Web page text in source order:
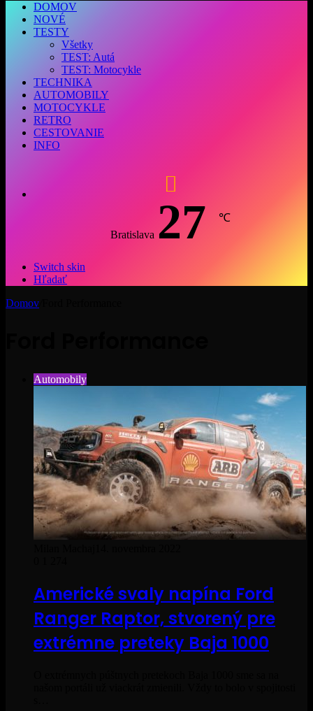
DOMOV
NOVÉ
TESTY
Všetky
TEST: Autá
TEST: Motocykle
TECHNIKA
AUTOMOBILY
MOTOCYKLE
RETRO
CESTOVANIE
INFO
Bratislava 27 ℃
Switch skin
Hľadať
Domov
Automobily
Americké svaly napína Ford
Ranger Raptor, stvorený pre
extrémne preteky Baja 1000